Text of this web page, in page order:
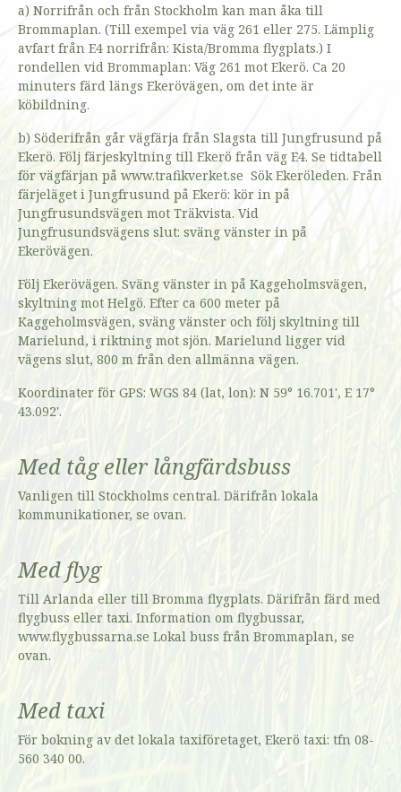
a) Norrifrån och från Stockholm kan man åka till
Brommaplan. (Till exempel via väg 261 eller 275. Lämplig
avfart från E4 norrifrån: Kista/Bromma flygplats.) I
rondellen vid Brommaplan: Väg 261 mot Ekerö. Ca 20
minuters färd längs Ekerövägen, om det inte är
köbildning.
b) Söderifrån går vägfärja från Slagsta till Jungfrusund på
Ekerö. Följ färjeskyltning till Ekerö från väg E4. Se tidtabell
för vägfärjan på www.trafikverket.se Sök Ekeröleden. Från
färjeläget i Jungfrusund på Ekerö: kör in på
Jungfrusundsvägen mot Träkvista. Vid
Jungfrusundsvägens slut: sväng vänster in på
Ekerövägen.
Följ Ekerövägen. Sväng vänster in på Kaggeholmsvägen,
skyltning mot Helgö. Efter ca 600 meter på
Kaggeholmsvägen, sväng vänster och följ skyltning till
Marielund, i riktning mot sjön. Marielund ligger vid
vägens slut, 800 m från den allmänna vägen.
Koordinater för GPS: WGS 84 (lat, lon): N 59° 16.701', E 17°
43.092'.
Med tåg eller långfärdsbuss
Vanligen till Stockholms central. Därifrån lokala
kommunikationer, se ovan.
Med flyg
Till Arlanda eller till Bromma flygplats. Därifrån färd med
flygbuss eller taxi. Information om flygbussar,
www.flygbussarna.se Lokal buss från Brommaplan, se
ovan.
Med taxi
För bokning av det lokala taxiföretaget, Ekerö taxi: tfn 08-
560 340 00.